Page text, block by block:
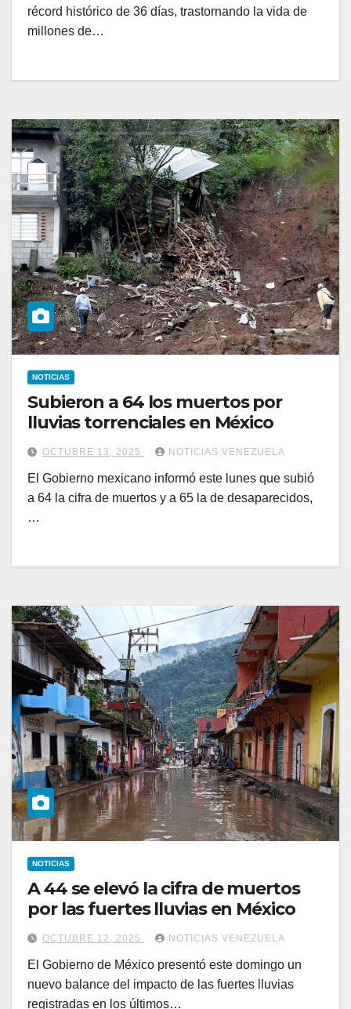
récord histórico de 36 días, trastornando la vida de
millones de…
NOTICIAS
Subieron a 64 los muertos por
lluvias torrenciales en México
OCTUBRE 13, 2025 NOTICIAS VENEZUELA
El Gobierno mexicano informó este lunes que subió
a 64 la cifra de muertos y a 65 la de desaparecidos,
…
NOTICIAS
A 44 se elevó la cifra de muertos
por las fuertes lluvias en México
OCTUBRE 12, 2025 NOTICIAS VENEZUELA
El Gobierno de México presentó este domingo un
nuevo balance del impacto de las fuertes lluvias
registradas en los últimos…